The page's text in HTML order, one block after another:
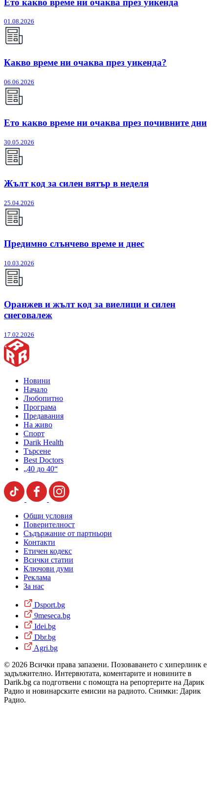
01.08.2026
Какво време ни очаква през уикенда?
06.06.2026
Ето какво време ни очаква през почивните дни
30.05.2026
Жълт код за силен вятър в неделя
25.04.2026
Предимно слънчево време и днес
10.03.2026
Оранжев и жълт код за виелици и силен
снеговалеж
17.02.2026
Новини
Начало
Любопитно
Програма
Предавания
На живо
Спорт
Darik Health
Търсене
Best Doctors
„40 до 40“
Общи условия
Поверителност
Съдържание от партньори
Контакти
Етичен кодекс
Всички статии
Ключови думи
Реклама
За нас
Dsport.bg
9meseca.bg
Idei.bg
Dbr.bg
Agri.bg
© 2026 Всички права запазени. Позоваването с хиперлинк е
задължително. Интервютата, коментарите и новините в
Darik.bg са подготвени с помощта на репортерите на Дарик
Радио и новинарските емисии на радиото. Снимки: Дарик
Радио.